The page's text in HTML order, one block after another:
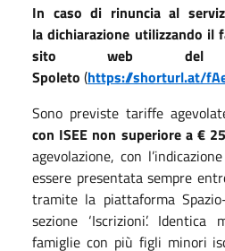
In caso di rinuncia al
la dichiarazione utilizzando il
sito web
Spoleto (https://shorturl.at/
Sono previste tariffe
con ISEE non superiore a €
agevolazione, con
essere presentata sempre
tramite la piattaforma
sezione ‘Iscrizioni’.
famiglie con più figli minori